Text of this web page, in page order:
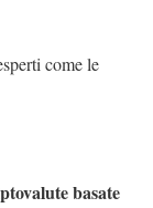
come le
basate